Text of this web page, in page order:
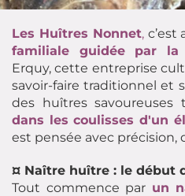
Les Huîtres Nonnet, c’est
familiale guidée par
Erquy, cette entreprise
savoir-faire traditionnel et
des huîtres savoureuses
dans les coulisses d'un
est pensée avec précision,
¤ Naître huître : le début
Tout commence par un